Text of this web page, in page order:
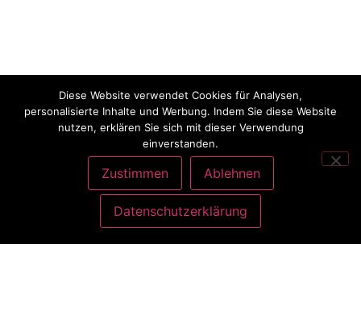
Diese Website verwendet Cookies für Analysen,
personalisierte Inhalte und Werbung. Indem Sie diese Website
nutzen, erklären Sie sich mit dieser Verwendung
einverstanden.
Zustimmen Ablehnen
Datenschutzerklärung